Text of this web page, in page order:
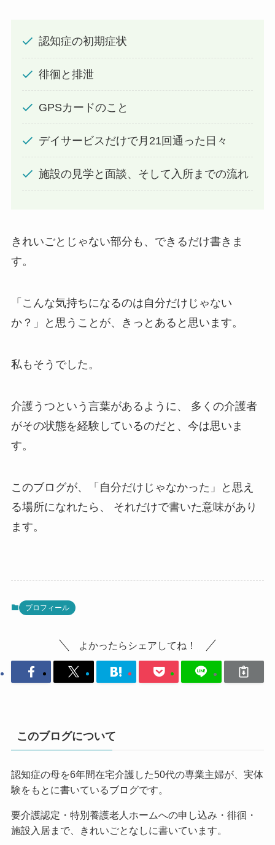
認知症の初期症状
徘徊と排泄
GPSカードのこと
デイサービスだけで月21回通った日々
施設の見学と面談、そして入所までの流れ
きれいごとじゃない部分も、できるだけ書きま
す。
「こんな気持ちになるのは自分だけじゃない
か？」と思うことが、きっとあると思います。
私もそうでした。
介護うつという言葉があるように、 多くの介護者
がその状態を経験しているのだと、今は思いま
す。
このブログが、「自分だけじゃなかった」と思え
る場所になれたら、 それだけで書いた意味があり
ます。
プロフィール
よかったらシェアしてね！
このブログについて
認知症の母を6年間在宅介護した50代の専業主婦が、実体
験をもとに書いているブログです。
要介護認定・特別養護老人ホームへの申し込み・徘徊・
施設入居まで、きれいごとなしに書いています。